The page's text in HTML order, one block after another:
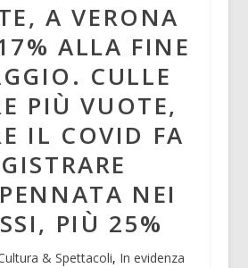
A VERONA
ALLA FINE
CULLE
PIÙ VUOTE,
IL COVID FA
NEI
PIÙ 25%
& Spettacoli, In evidenza